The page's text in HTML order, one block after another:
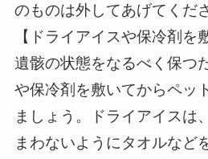
のものは外してあげてくだ
【ドライアイスや保冷剤を
遺骸の状態をなるべく保つ
や保冷剤を敷いてからペッ
ましょう。ドライアイスは
まわないようにタオルなど